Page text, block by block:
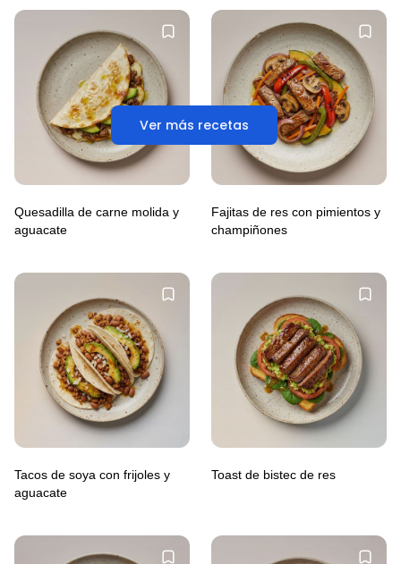
Ver más recetas
Quesadilla de carne molida y
aguacate
Fajitas de res con pimientos y
champiñones
Tacos de soya con frijoles y
aguacate
Toast de bistec de res